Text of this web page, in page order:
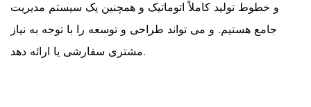
و خطوط تولید کاملاً اتوماتیک و همچنین یک سیستم مدیریت
جامع هستیم. و می تواند طراحی و توسعه را با توجه به نیاز
مشتری سفارشی یا ارائه دهد.